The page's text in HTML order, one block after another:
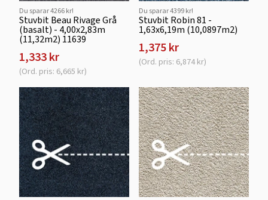
Du sparar 4266 kr!
Stuvbit Beau Rivage Grå
(basalt) - 4,00x2,83m
(11,32m2) 11639
1,333 kr
(Ord. pris: 6,665 kr)
Du sparar 4399 kr!
Stuvbit Robin 81 -
1,63x6,19m (10,0897m2)
1,375 kr
(Ord. pris: 6,874 kr)